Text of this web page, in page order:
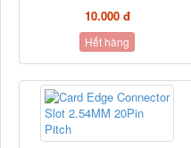
10.000 đ
Hết hàng